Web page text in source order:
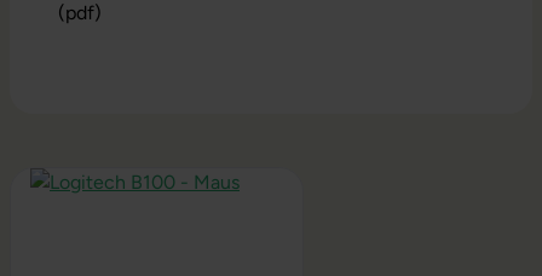
(pdf)
Produktgalerie überspringen